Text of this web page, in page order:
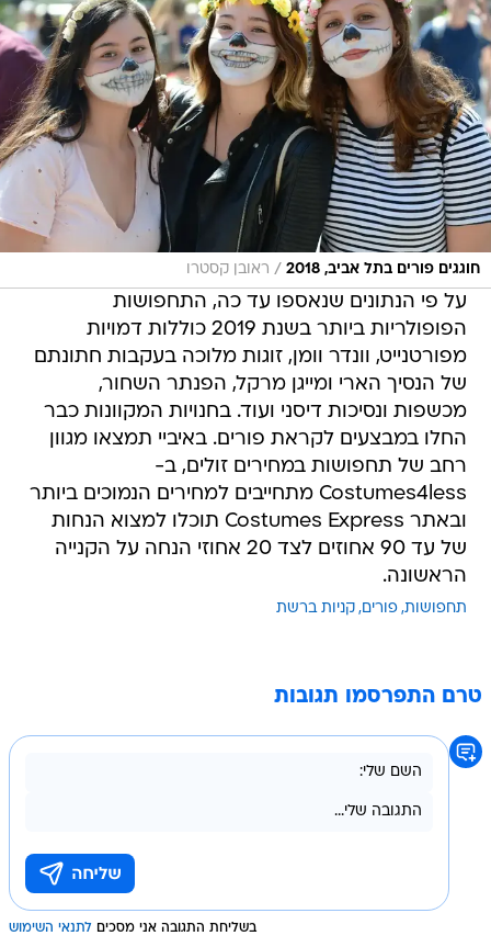
חוגגים פורים בתל אביב, 2018 / ראובן קסטרו
על פי הנתונים שנאספו עד כה, התחפושות
הפופולריות ביותר בשנת 2019 כוללות דמויות
מפורטנייט, וונדר וומן, זוגות מלוכה בעקבות חתונתם
של הנסיך הארי ומייגן מרקל, הפנתר השחור,
מכשפות ונסיכות דיסני ועוד. בחנויות המקוונות כבר
החלו במבצעים לקראת פורים. באיביי תמצאו מגוון
רחב של תחפושות במחירים זולים, ב-
Costumes4less מתחייבים למחירים הנמוכים ביותר
ובאתר Costumes Express תוכלו למצוא הנחות
של עד 90 אחוזים לצד 20 אחוזי הנחה על הקנייה
הראשונה.
תחפושות פורים קניות ברשת
טרם התפרסמו תגובות
בשליחת התגובה אני מסכים לתנאי השימוש